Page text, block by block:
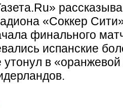
«Соккер
финального
испанские
утонул в